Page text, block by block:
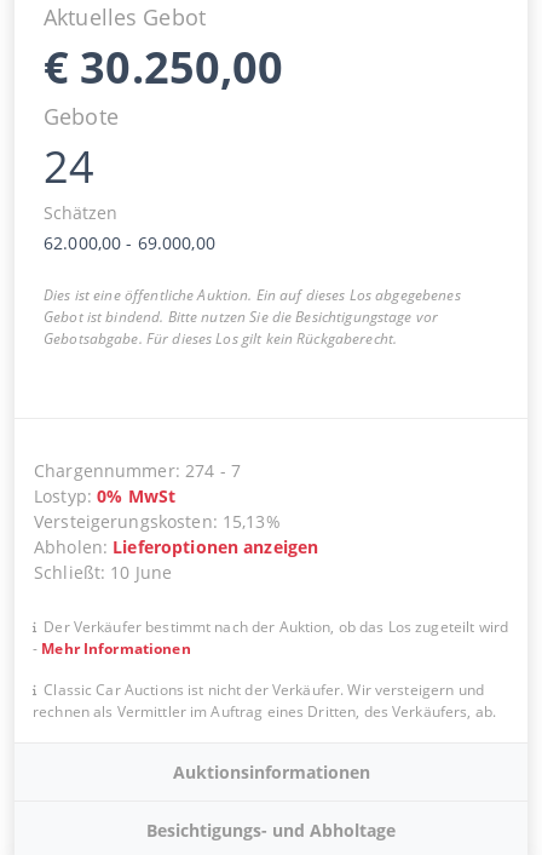
Aktuelles Gebot
€ 30.250,00
Gebote
24
Schätzen
62.000,00 - 69.000,00
Dies ist eine öffentliche Auktion. Ein auf dieses Los abgegebenes
Gebot ist bindend. Bitte nutzen Sie die Besichtigungstage vor
Gebotsabgabe. Für dieses Los gilt kein Rückgaberecht.
Chargennummer:274 - 7
Lostyp:0% MwSt
Versteigerungskosten: 15,13%
Abholen: Lieferoptionen anzeigen
Schließt: 10 June
Der Verkäufer bestimmt nach der Auktion, ob das Los zugeteilt wird
- Mehr Informationen
Classic Car Auctions ist nicht der Verkäufer. Wir versteigern und
rechnen als Vermittler im Auftrag eines Dritten, des Verkäufers, ab.
Auktionsinformationen
Besichtigungs- und Abholtage